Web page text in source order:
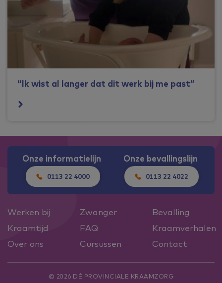
“Ik wist al langer dat dit werk bij me past”
Onze informatielijn
0113 22 4000
Onze bevallingslijn
0113 22 4022
Werken bij Zwanger
Bevalling
Kraamtijd
FAQ
Kraamverhalen
Over ons
Cursussen Contact
© 2026 DÉ PROVINCIALE KRAAMZORG